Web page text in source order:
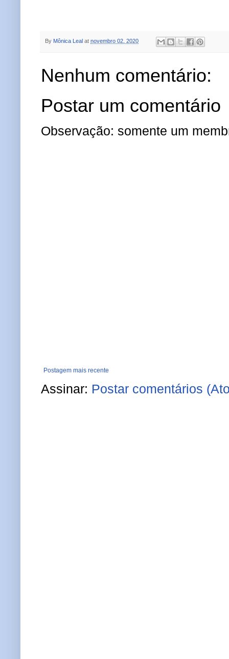
By Mônica Leal at novembro 02, 2020
Nenhum comentário:
Postar um comentário
Observação: somente um
Postagem mais recente
Assinar: Postar comentários